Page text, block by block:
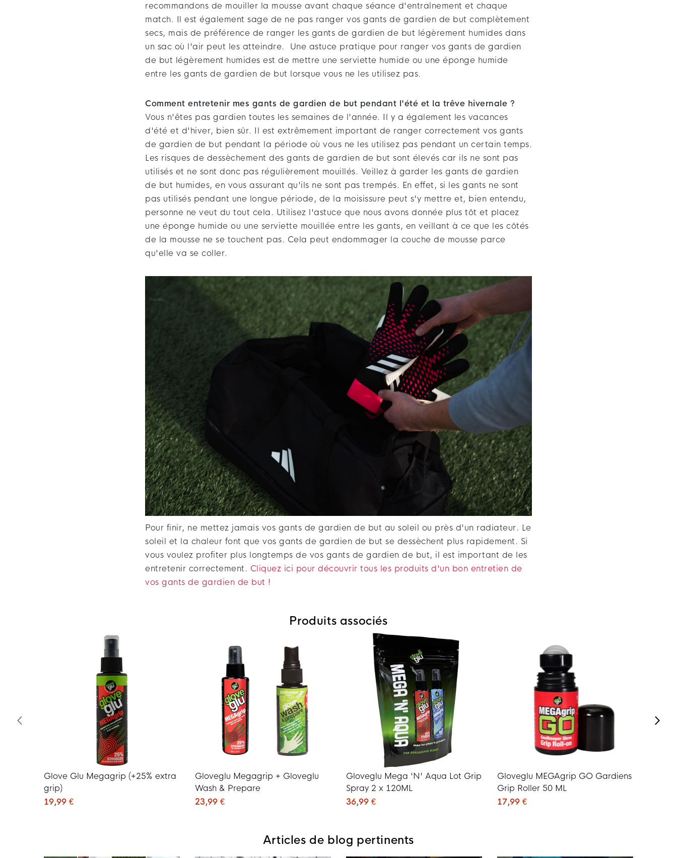
recommandons de mouiller la mousse avant chaque séance d'entraînement et chaque
match. Il est également sage de ne pas ranger vos gants de gardien de but complètement
secs, mais de préférence de ranger les gants de gardien de but légèrement humides dans
un sac où l'air peut les atteindre. Une astuce pratique pour ranger vos gants de gardien
de but légèrement humides est de mettre une serviette humide ou une éponge humide
entre les gants de gardien de but lorsque vous ne les utilisez pas.
Comment entretenir mes gants de gardien de but pendant l'été et la trêve hivernale ?
Vous n'êtes pas gardien toutes les semaines de l'année. Il y a également les vacances
d'été et d'hiver, bien sûr. Il est extrêmement important de ranger correctement vos gants
de gardien de but pendant la période où vous ne les utilisez pas pendant un certain temps.
Les risques de dessèchement des gants de gardien de but sont élevés car ils ne sont pas
utilisés et ne sont donc pas régulièrement mouillés. Veillez à garder les gants de gardien
de but humides, en vous assurant qu'ils ne sont pas trempés. En effet, si les gants ne sont
pas utilisés pendant une longue période, de la moisissure peut s'y mettre et, bien entendu,
personne ne veut du tout cela. Utilisez l'astuce que nous avons donnée plus tôt et placez
une éponge humide ou une serviette mouillée entre les gants, en veillant à ce que les côtés
de la mousse ne se touchent pas. Cela peut endommager la couche de mousse parce
qu'elle va se coller.
Pour finir, ne mettez jamais vos gants de gardien de but au soleil ou près d'un radiateur. Le
soleil et la chaleur font que vos gants de gardien de but se dessèchent plus rapidement. Si
vous voulez profiter plus longtemps de vos gants de gardien de but, il est important de les
entretenir correctement. Cliquez ici pour découvrir tous les produits d'un bon entretien de
vos gants de gardien de but !
Articles de blog pertinents
Produits associés
Glove Glu Megagrip (+25% extra
grip)
19,99 €
Gloveglu Megagrip + Gloveglu
Wash & Prepare
23,99 €
Gloveglu Mega 'N' Aqua Lot Grip
Spray 2 x 120ML
36,99 €
Gloveglu MEGAgrip GO Gardiens
Grip Roller 50 ML
17,99 €